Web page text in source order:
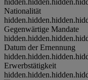
Nationalität
Gegenwärtige Mandate
Datum der Ernennung
Erwerbstätigkeit